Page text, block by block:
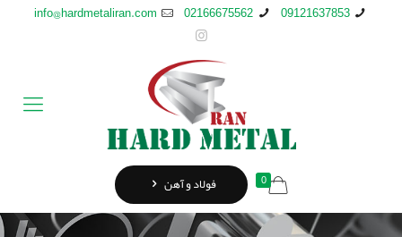
09121637853
02166675562
info@hardmetaliran.com
0 فولاد و آهن